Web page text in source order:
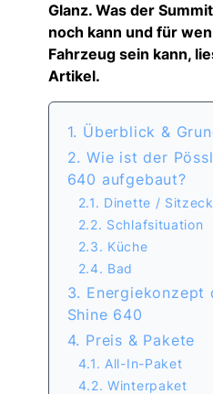
Glanz. Was der
noch kann und für
Fahrzeug sein kann,
Artikel.
1. Überblick &
2. Wie ist der
640 aufgebaut?
2.1. Dinette /
2.2. Schlafsituation
2.3. Küche
2.4. Bad
3. Energiekonzept
Shine 640
4. Preis & Pakete
4.1. All-In-Paket
4.2. Winterpaket